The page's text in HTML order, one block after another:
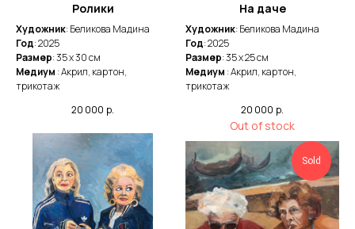
Ролики
Художник: Беликова Мадина
Год: 2025
Размер: 35 х 30 см
Медиум : Акрил, картон,
трикотаж
20 000 р.
На даче
Художник: Беликова Мадина
Год: 2025
Размер: 35 х 25 см
Медиум : Акрил, картон,
трикотаж
20 000 р.
Out of stock
Sold